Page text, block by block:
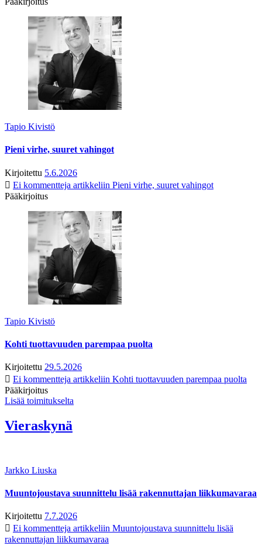
Tapio Kivistö
Pieni virhe, suuret vahingot
Kirjoitettu 5.6.2026
Ei kommentteja artikkeliin Pieni virhe, suuret vahingot
Pääkirjoitus
Tapio Kivistö
Kohti tuottavuuden parempaa puolta
Kirjoitettu 29.5.2026
Ei kommentteja artikkeliin Kohti tuottavuuden parempaa puolta
Pääkirjoitus
Lisää toimitukselta
Vieraskynä
Jarkko Liuska
Muuntojoustava suunnittelu lisää rakennuttajan liikkumavaraa
Kirjoitettu 7.7.2026
Ei kommentteja artikkeliin Muuntojoustava suunnittelu lisää
rakennuttajan liikkumavaraa